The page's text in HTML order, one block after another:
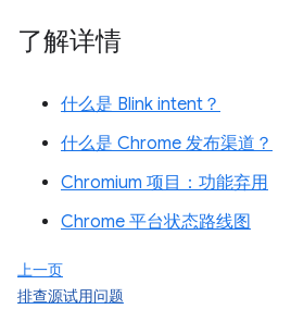
了解详情
什么是 Blink intent？
什么是 Chrome 发布渠道？
Chromium 项目：功能弃用
Chrome 平台状态路线图
上一页
排查源试用问题